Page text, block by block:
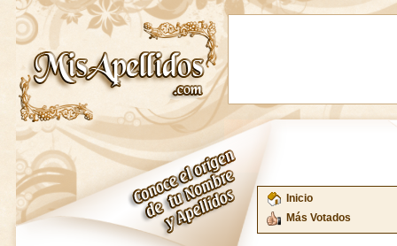
Inicio
Más Votados